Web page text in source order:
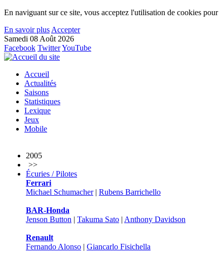
En naviguant sur ce site, vous acceptez l'utilisation de cookies
En savoir plus Accepter
Samedi 08 Août 2026
Facebook TwitterYouTube
Accueil
Actualités
Saisons
Statistiques
Lexique
Jeux
Mobile
2005
>>
Écuries / Pilotes
Ferrari
Michael Schumacher| Rubens Barrichello
BAR-Honda
Jenson Button | Takuma Sato | Anthony Davidson
Renault
Fernando Alonso | Giancarlo Fisichella